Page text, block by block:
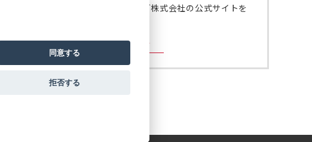
などについては、リコーイメージング株式会社の公式サイトを
ーイメージング株式会社の公式サイト
同意する
拒否する